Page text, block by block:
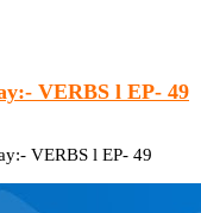
VERBS l EP- 49
VERBS l EP- 49